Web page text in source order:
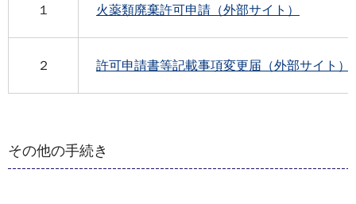
１ 火薬類廃棄許可申請（外部サイト）
２ 許可申請書等記載事項変更届（外部サイト）
その他の手続き